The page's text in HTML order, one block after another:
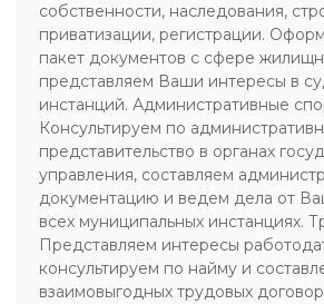
собственности, наследования,
приватизации, регистрации.
пакет документов с сфере
представляем Ваши интересы в
инстанций. Административные
Консультируем по
представительство в органах
управления, составляем
документацию и ведем дела от
всех муниципальных инстанциях.
Представляем интересы
консультируем по найму и
взаимовыгодных трудовых